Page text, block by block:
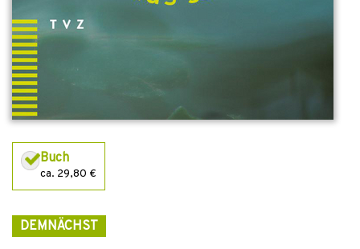
Buch
ca. 29,80 €
DEMNÄCHST